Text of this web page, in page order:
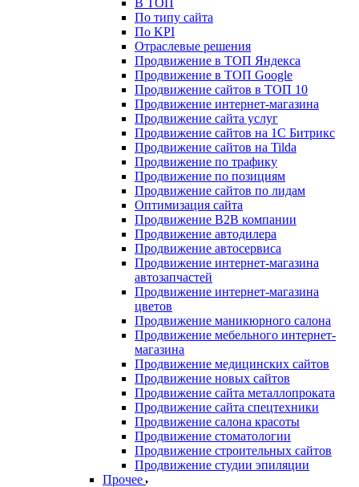
В ТОП
По типу сайта
По KPI
Отраслевые решения
Продвижение в ТОП Яндекса
Продвижение в ТОП Google
Продвижение сайтов в ТОП 10
Продвижение интернет-магазина
Продвижение сайта услуг
Продвижение сайтов на 1С Битрикс
Продвижение сайтов на Tilda
Продвижение по трафику
Продвижение по позициям
Продвижение сайтов по лидам
Оптимизация сайта
Продвижение B2B компании
Продвижение автодилера
Продвижение автосервиса
Продвижение интернет-магазина
автозапчастей
Продвижение интернет-магазина
цветов
Продвижение маникюрного салона
Продвижение мебельного интернет-
магазина
Продвижение медицинских сайтов
Продвижение новых сайтов
Продвижение сайта металлопроката
Продвижение сайта спецтехники
Продвижение салона красоты
Продвижение стоматологии
Продвижение строительных сайтов
Продвижение студии эпиляции
Прочее